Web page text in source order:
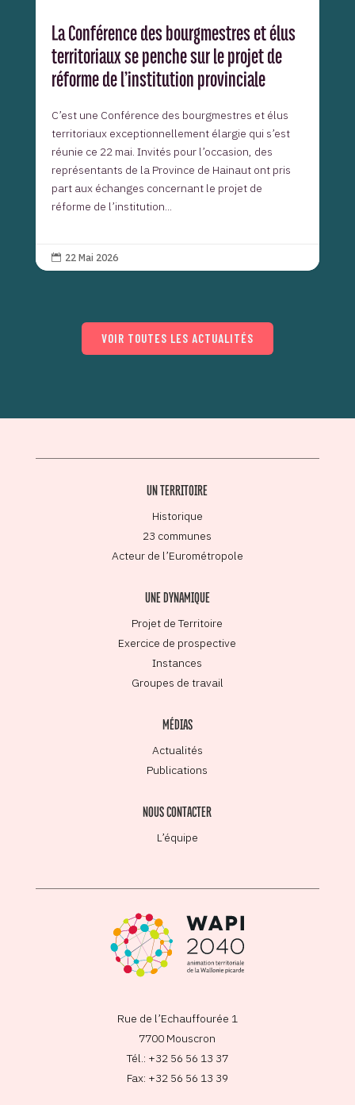
La Conférence des bourgmestres et élus
territoriaux se penche sur le projet de
réforme de l’institution provinciale
C’est une Conférence des bourgmestres et élus
territoriaux exceptionnellement élargie qui s’est
réunie ce 22 mai. Invités pour l’occasion, des
représentants de la Province de Hainaut ont pris
part aux échanges concernant le projet de
réforme de l’institution...
 22 Mai 2026
VOIR TOUTES LES ACTUALITÉS
UN TERRITOIRE
Historique
23 communes
Acteur de l’Eurométropole
UNE DYNAMIQUE
Projet de Territoire
Exercice de prospective
Instances
Groupes de travail
MÉDIAS
Actualités
Publications
NOUS CONTACTER
L’équipe
Rue de l’Echauffourée 1
7700 Mouscron
Tél.: +32 56 56 13 37
Fax: +32 56 56 13 39